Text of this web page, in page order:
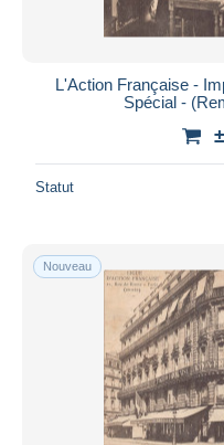
L'Action Française -
Spécial -
Statut
Nouveau